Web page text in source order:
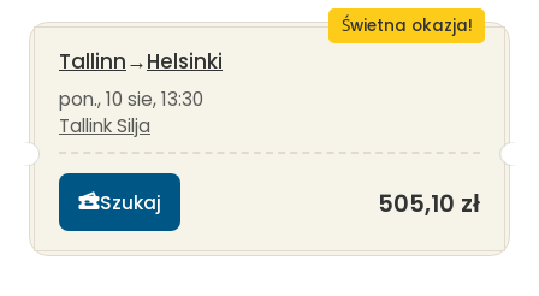
Świetna okazja!
Tallinn→Helsinki
pon., 10 sie, 13:30
Tallink Silja
Szukaj 505,10 zł